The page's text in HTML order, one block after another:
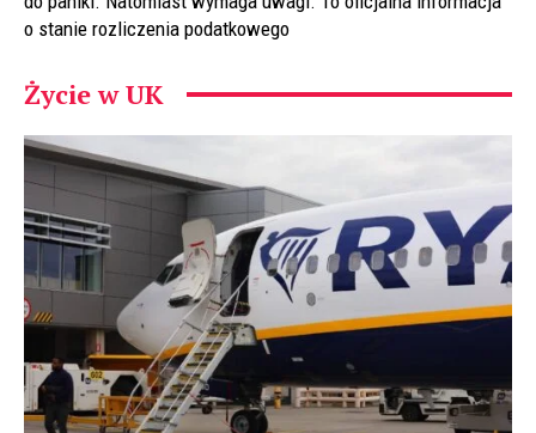
o stanie rozliczenia podatkowego
Życie w UK